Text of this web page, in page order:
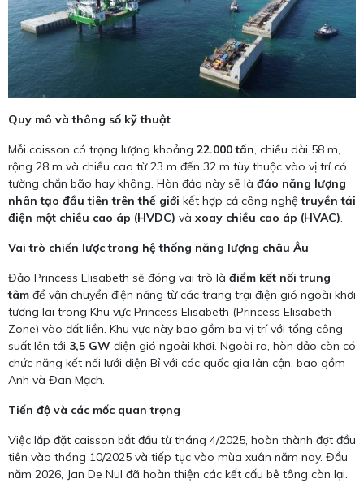
Quy mô và thông số kỹ thuật
Mỗi caisson có trọng lượng khoảng 22.000 tấn, chiều dài 58 m,
rộng 28 m và chiều cao từ 23 m đến 32 m tùy thuộc vào vị trí có
tường chắn bão hay không. Hòn đảo này sẽ là đảo năng lượng
nhân tạo đầu tiên trên thế giới kết hợp cả công nghệtruyền tải
điện một chiều cao áp (HVDC) và xoay chiều cao áp (HVAC).
Vai trò chiến lược trong hệ thống năng lượng châu Âu
Đảo Princess Elisabeth sẽ đóng vai trò là điểm kết nối trung
tâm để vận chuyển điện năng từ các trang trại điện gió ngoài khơi
tương lai trong Khu vực Princess Elisabeth (Princess Elisabeth
Zone) vào đất liền. Khu vực này bao gồm ba vị trí với tổng công
suất lên tới 3,5 GW điện gió ngoài khơi. Ngoài ra, hòn đảo còn có
chức năng kết nối lưới điện Bỉ với các quốc gia lân cận, bao gồm
Anh và Đan Mạch.
Tiến độ và các mốc quan trọng
Việc lắp đặt caisson bắt đầu từ tháng 4/2025, hoàn thành đợt đầu
tiên vào tháng 10/2025 và tiếp tục vào mùa xuân năm nay. Đầu
năm 2026, Jan De Nul đã hoàn thiện các kết cấu bê tông còn lại.